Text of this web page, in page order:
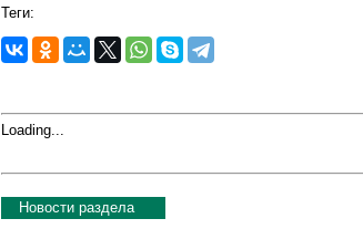
Теги:
Loading...
Новости раздела